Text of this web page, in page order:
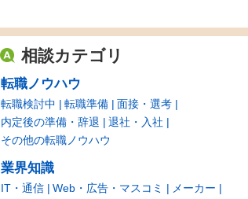
相談カテゴリ
転職ノウハウ
転職検討中 転職準備
面接・選考
内定後の準備・辞退
退社・入社
その他の転職ノウハウ
業界知識
IT・通信 Web・広告・マスコミ
メーカー